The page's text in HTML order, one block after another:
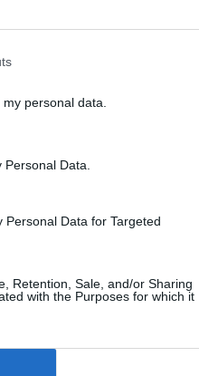
personal data.
Data.
Data for Targeted
Retention, Sale, and/or Sharing
with the Purposes for which it